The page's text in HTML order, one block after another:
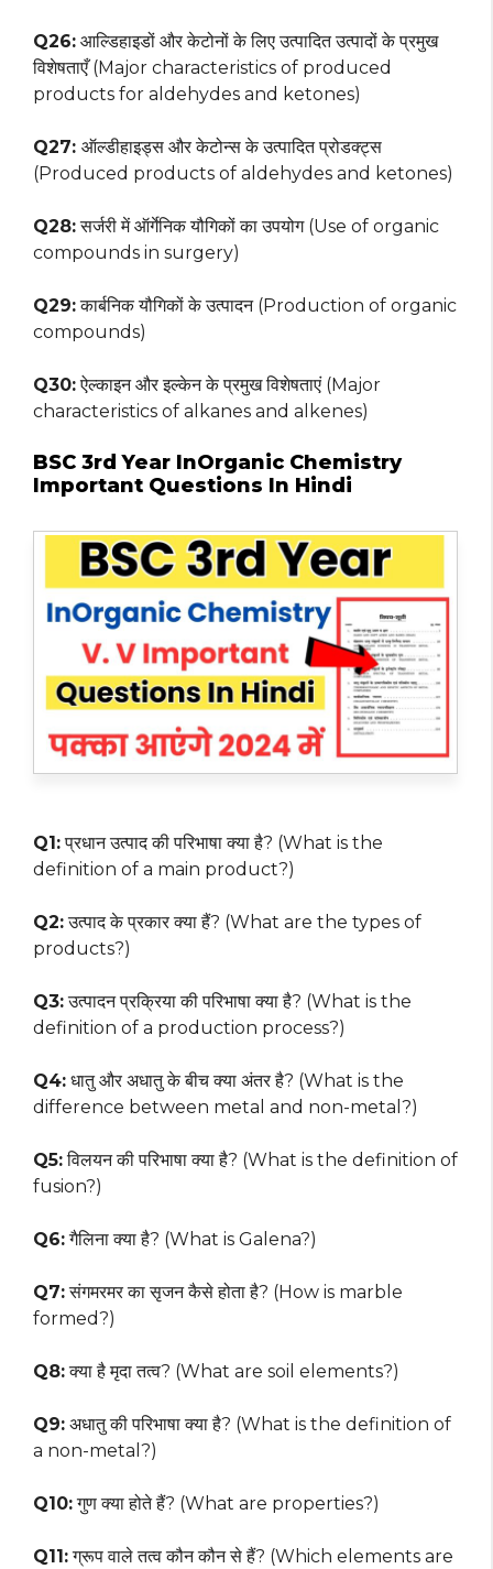
Q26: आल्डिहाइडों और केटोनों के लिए उत्पादित उत्पादों के प्रमुख
विशेषताएँ (Major characteristics of produced
products for aldehydes and ketones)
Q27: ऑल्डीहाइड्स और केटोन्स के उत्पादित प्रोडक्ट्स
(Produced products of aldehydes and ketones)
Q28:सर्जरी में ऑर्गेनिक यौगिकों का उपयोग (Use of organic
compounds in surgery)
Q29:कार्बनिक यौगिकों के उत्पादन (Production of organic
compounds)
Q30:ऐल्काइन और इल्केन के प्रमुख विशेषताएं (Major
characteristics of alkanes and alkenes)
BSC 3rd Year InOrganic Chemistry
Important Questions In Hindi
Q1:प्रधान उत्पाद की परिभाषा क्या है? (What is the
definition of a main product?)
Q2:उत्पाद के प्रकार क्या हैं? (What are the types of
products?)
Q3:उत्पादन प्रक्रिया की परिभाषा क्या है? (What is the
definition of a production process?)
Q4: धातु और अधातु के बीच क्या अंतर है? (What is the
difference between metal and non-metal?)
Q5:विलयन की परिभाषा क्या है? (What is the definition of
fusion?)
Q6:गैलिना क्या है? (What is Galena?)
Q7:संगमरमर का सृजन कैसे होता है? (How is marble
formed?)
Q8:क्या है मृदा तत्व? (What are soil elements?)
Q9: अधातु की परिभाषा क्या है? (What is the definition of
a non-metal?)
Q10:गुण क्या होते हैं? (What are properties?)
Q11:ग्रूप वाले तत्व कौन कौन से हैं? (Which elements are